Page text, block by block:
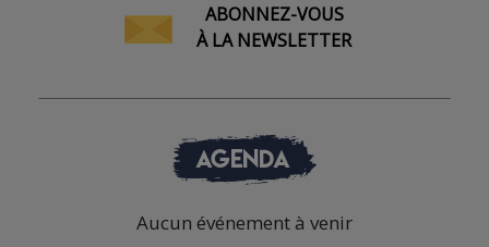
ABONNEZ-VOUS
À LA NEWSLETTER
AGENDA
Aucun événement à venir